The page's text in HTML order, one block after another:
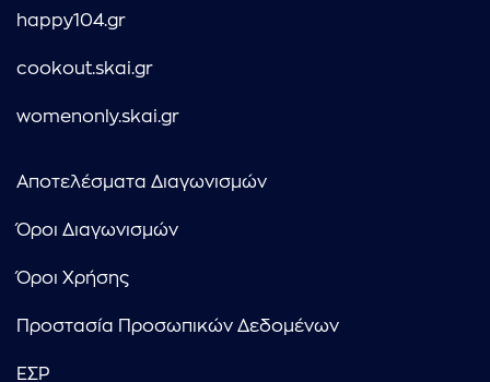
happy104.gr
cookout.skai.gr
womenonly.skai.gr
Αποτελέσματα Διαγωνισμών
Όροι Διαγωνισμών
Όροι Χρήσης
Προστασία Προσωπικών Δεδομένων
ΕΣΡ